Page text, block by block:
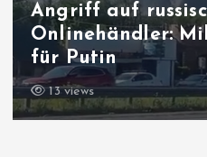
Angriff auf
Onlinehändler:
für Putin
13 views